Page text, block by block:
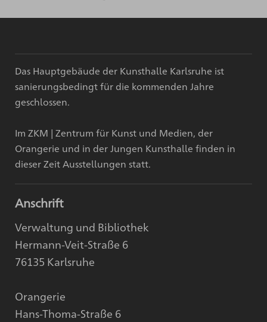
Das Hauptgebäude der Kunsthalle Karlsruhe ist
sanierungsbedingt für die kommenden Jahre
geschlossen.
Im ZKM | Zentrum für Kunst und Medien, der
Orangerie und in der Jungen Kunsthalle finden in
dieser Zeit Ausstellungen statt.
Anschrift
Verwaltung und Bibliothek
Hermann-Veit-Straße 6
76135 Karlsruhe
Orangerie
Hans-Thoma-Straße 6